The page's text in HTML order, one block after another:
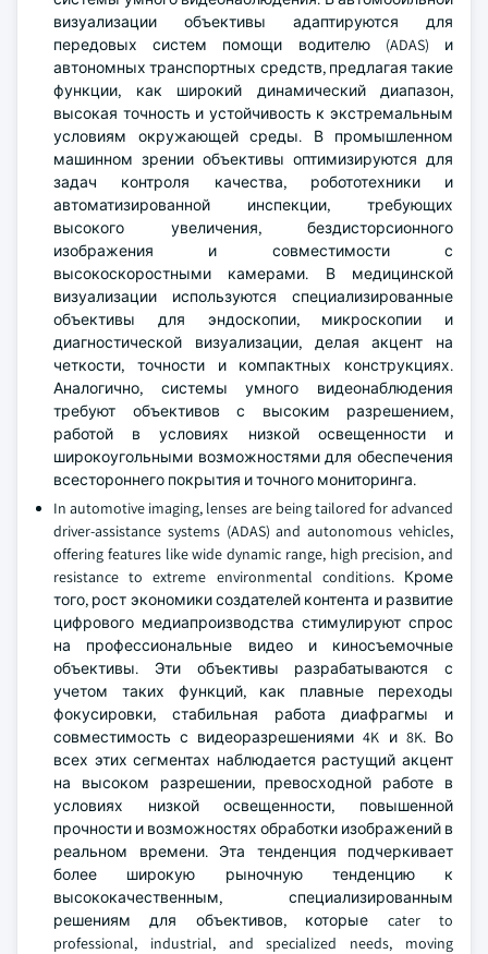
визуализации объективы адаптируются для
передовых систем помощи водителю (ADAS) и
автономных транспортных средств, предлагая такие
функции, как широкий динамический диапазон,
высокая точность и устойчивость к экстремальным
условиям окружающей среды. В промышленном
машинном зрении объективы оптимизируются для
задач контроля качества, робототехники и
автоматизированной инспекции, требующих
высокого увеличения, бездисторсионного
изображения и совместимости с
высокоскоростными камерами. В медицинской
визуализации используются специализированные
объективы для эндоскопии, микроскопии и
диагностической визуализации, делая акцент на
четкости, точности и компактных конструкциях.
Аналогично, системы умного видеонаблюдения
требуют объективов с высоким разрешением,
работой в условиях низкой освещенности и
широкоугольными возможностями для обеспечения
всестороннего покрытия и точного мониторинга.
In automotive imaging, lenses are being tailored for advanced
driver-assistance systems (ADAS) and autonomous vehicles,
offering features like wide dynamic range, high precision, and
resistance to extreme environmental conditions. Кроме
того, рост экономики создателей контента и развитие
цифрового медиапроизводства стимулируют спрос
на профессиональные видео и киносъемочные
объективы. Эти объективы разрабатываются с
учетом таких функций, как плавные переходы
фокусировки, стабильная работа диафрагмы и
совместимость с видеоразрешениями 4K и 8K. Во
всех этих сегментах наблюдается растущий акцент
на высоком разрешении, превосходной работе в
условиях низкой освещенности, повышенной
прочности и возможностях обработки изображений в
реальном времени. Эта тенденция подчеркивает
более широкую рыночную тенденцию к
высококачественным, специализированным
решениям для объективов, которые cater to
professional, industrial, and specialized needs, moving